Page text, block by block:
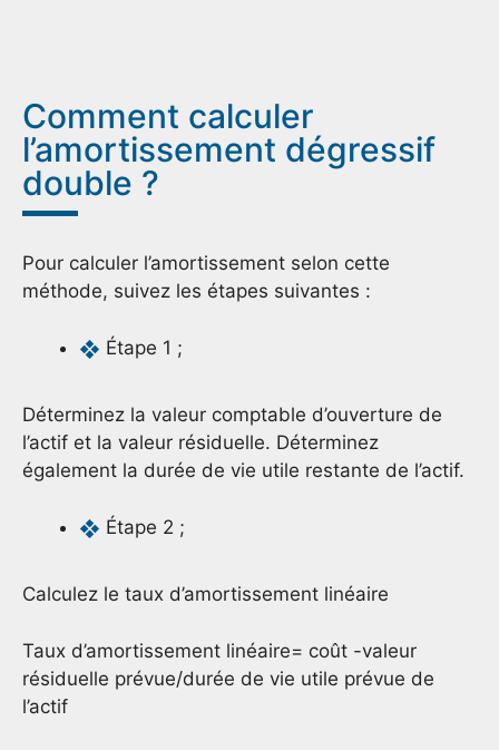
Comment calculer
l’amortissement dégressif
double ?
Pour calculer l’amortissement selon cette
méthode, suivez les étapes suivantes :
Étape 1 ;
Déterminez la valeur comptable d’ouverture de
l’actif et la valeur résiduelle. Déterminez
également la durée de vie utile restante de l’actif.
Étape 2 ;
Calculez le taux d’amortissement linéaire
Taux d’amortissement linéaire= coût -valeur
résiduelle prévue/durée de vie utile prévue de
l’actif